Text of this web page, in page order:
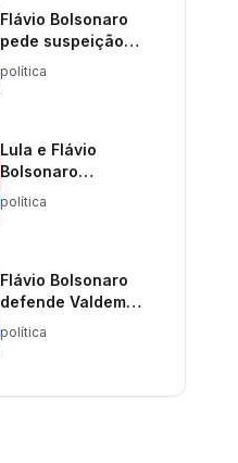
Flávio Bolsonaro
pede suspeição
de Moraes em
caso do Banco
política
Lula e Flávio
Bolsonaro
empatam em
pesquisa para
política
Flávio Bolsonaro
defende Valdemar
após bloqueio de
bens
política